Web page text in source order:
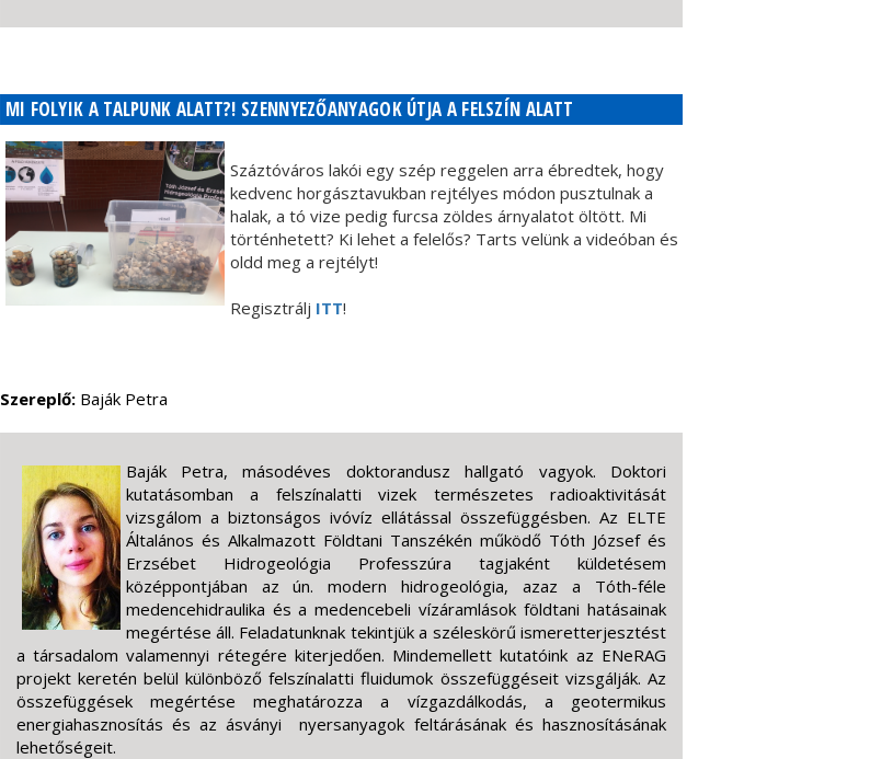
MI FOLYIK A TALPUNK ALATT?! SZENNYEZŐANYAGOK ÚTJA A FELSZÍN ALATT
Száztóváros lakói egy szép reggelen arra ébredtek, hogy
kedvenc horgásztavukban rejtélyes módon pusztulnak a
halak, a tó vize pedig furcsa zöldes árnyalatot öltött. Mi
történhetett? Ki lehet a felelős? Tarts velünk a videóban és
oldd meg a rejtélyt!
Regisztrálj ITT!
Szereplő:Baják Petra
Baják Petra, másodéves doktorandusz hallgató vagyok. Doktori
kutatásomban a felszínalatti vizek természetes radioaktivitását
vizsgálom a biztonságos ivóvíz ellátással összefüggésben. Az ELTE
Általános és Alkalmazott Földtani Tanszékén működő Tóth József és
Erzsébet Hidrogeológia Professzúra tagjaként küldetésem
középpontjában az ún. modern hidrogeológia, azaz a Tóth-féle
medencehidraulika és a medencebeli vízáramlások földtani hatásainak
megértése áll. Feladatunknak tekintjük a széleskörű ismeretterjesztést
a társadalom valamennyi rétegére kiterjedően. Mindemellett kutatóink az ENeRAG
projekt keretén belül különböző felszínalatti fluidumok összefüggéseit vizsgálják. Az
összefüggések megértése meghatározza a vízgazdálkodás, a geotermikus
energiahasznosítás és az ásványi nyersanyagok feltárásának és hasznosításának
lehetőségeit.